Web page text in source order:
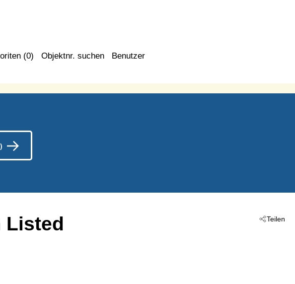
(0) Objektnr. suchen Benutzer
Teilen
Listed